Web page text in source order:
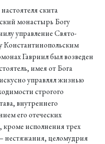
скита
монастырь Богу
управление Свято-
Константинопольским
Гавриил был возведен
имея от Бога
управлял жизнью
строгого
внутреннего
его отеческих
кроме исполнения трех
целомудрия